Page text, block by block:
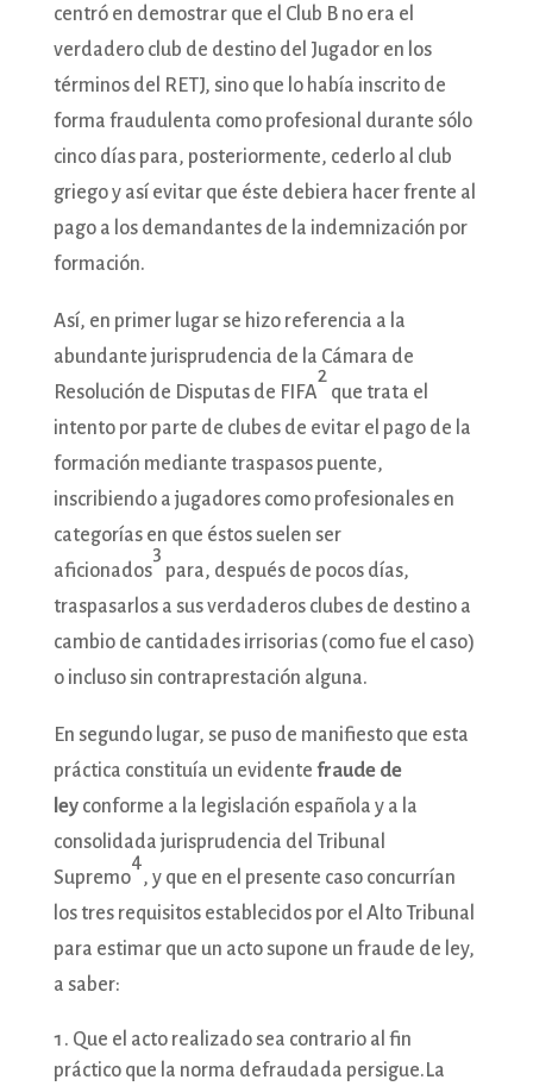
centró en demostrar que el Club B no era el
verdadero club de destino del Jugador en los
términos del RETJ, sino que lo había inscrito de
forma fraudulenta como profesional durante sólo
cinco días para, posteriormente, cederlo al club
griego y así evitar que éste debiera hacer frente al
pago a los demandantes de la indemnización por
formación.
Así, en primer lugar se hizo referencia a la
abundante jurisprudencia de la Cámara de
Resolución de Disputas de FIFA
2
que trata el
intento por parte de clubes de evitar el pago de la
formación mediante traspasos puente,
inscribiendo a jugadores como profesionales en
categorías en que éstos suelen ser
aficionados
3
para, después de pocos días,
traspasarlos a sus verdaderos clubes de destino a
cambio de cantidades irrisorias (como fue el caso)
o incluso sin contraprestación alguna.
En segundo lugar, se puso de manifiesto que esta
práctica constituía un evidente fraude de
leyconforme a la legislación española y a la
consolidada jurisprudencia del Tribunal
Supremo
4
, y que en el presente caso concurrían
los tres requisitos establecidos por el Alto Tribunal
para estimar que un acto supone un fraude de ley,
a saber:
Que el acto realizado sea contrario al fin
práctico que la norma defraudada persigue.La